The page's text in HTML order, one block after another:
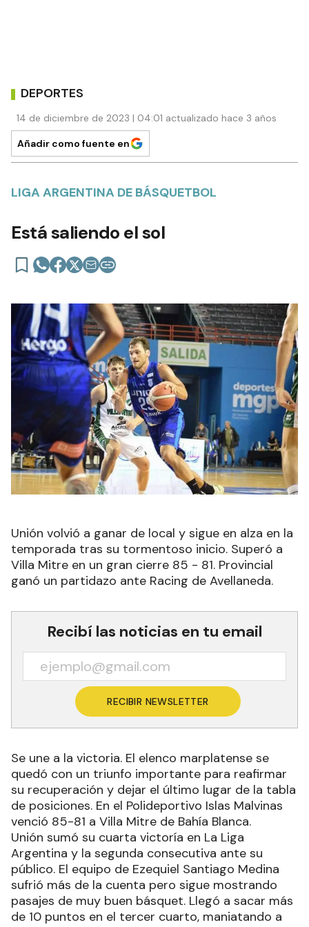
DEPORTES
14 de diciembre de 2023 | 04:01 actualizado hace 3 años
Añadir como fuente en
LIGA ARGENTINA DE BÁSQUETBOL
Está saliendo el sol
Unión volvió a ganar de local y sigue en alza en la
temporada tras su tormentoso inicio. Superó a
Villa Mitre en un gran cierre 85 - 81. Provincial
ganó un partidazo ante Racing de Avellaneda.
Recibí las noticias en tu email
RECIBIR NEWSLETTER
Se une a la victoria. El elenco marplatense se
quedó con un triunfo importante para reafirmar
su recuperación y dejar el último lugar de la tabla
de posiciones. En el Polideportivo Islas Malvinas
venció 85-81 a Villa Mitre de Bahía Blanca.
Unión sumó su cuarta victoría en La Liga
Argentina y la segunda consecutiva ante su
público. El equipo de Ezequiel Santiago Medina
sufrió más de la cuenta pero sigue mostrando
pasajes de muy buen básquet. Llegó a sacar más
de 10 puntos en el tercer cuarto, maniatando a